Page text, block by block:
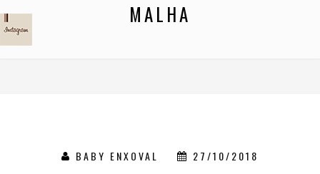
MALHA
BABY ENXOVAL 27/10/2018